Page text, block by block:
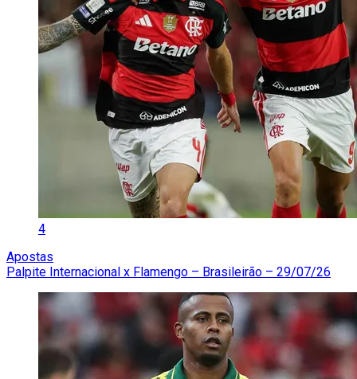
4
Apostas
Palpite Internacional x Flamengo – Brasileirão – 29/07/26